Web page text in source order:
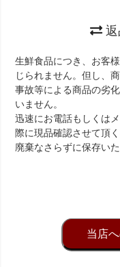
生鮮食品につき、お客
じられません。但し、
事故等による商品の劣
いません。
迅速にお電話もしくは
際に現品確認させて頂
廃棄なさらずに保存い
当店